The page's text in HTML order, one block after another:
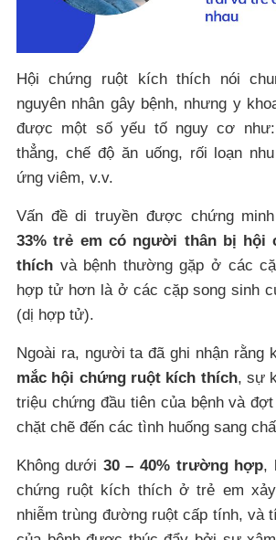
Hội chứng ruột kích thích nói
nguyên nhân gây bệnh, nhưng y
được một số yếu tố nguy cơ
thẳng, chế độ ăn uống, rối loạn
ứng viêm, v.v.
Vấn đề di truyền được chứng
33% trẻ em có người thân bị hội
thíchvà bệnh thường gặp ở các
hợp tử hơn là ở các cặp song sinh
(dị hợp tử).
Ngoài ra, người ta đã ghi nhận rằng
mắc hội chứng ruột kích thích, sự
triệu chứng đầu tiên của bệnh và
chặt chẽ đến các tình huống sang
Không dưới 30 – 40% trường hợp,
chứng ruột kích thích ở trẻ em
nhiễm trùng đường ruột cấp tính, và